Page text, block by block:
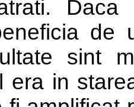
Daca
de
sint
era in